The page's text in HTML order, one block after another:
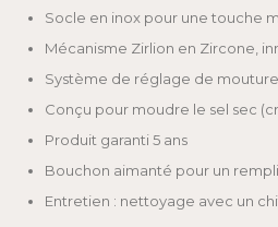
Socle en inox pour une touche
Mécanisme Zirlion en Zircone,
Système de réglage de
Conçu pour moudre le sel sec
Produit garanti 5 ans
Bouchon aimanté pour un
Entretien : nettoyage avec un